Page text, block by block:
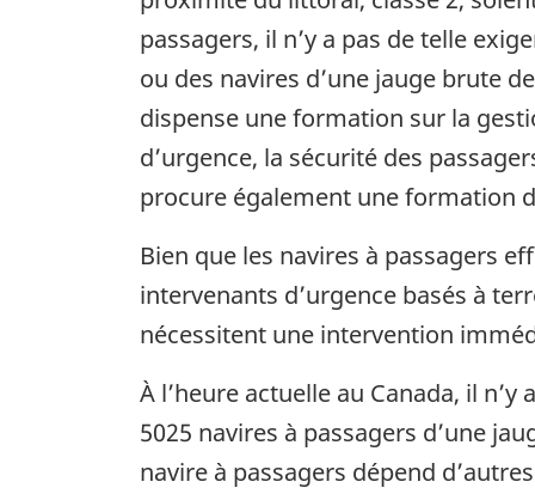
passagers, il n’y a pas de telle
ou des navires d’une jauge brute
dispense une formation sur la
d’urgence, la sécurité des
procure également une formation
Bien que les navires à passagers
intervenants d’urgence basés à
nécessitent une intervention
À l’heure actuelle au Canada, il
5025 navires à passagers d’une
navire à passagers dépend